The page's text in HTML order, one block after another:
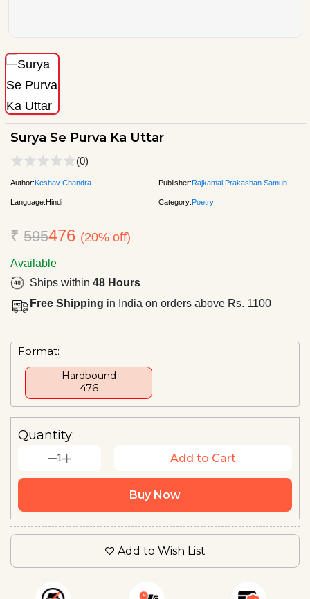
Surya Se Purva Ka Uttar
(0)
Author:Keshav Chandra Publisher:Rajkamal Prakashan Samuh
Language:Hindi Category:Poetry
₹ 595476 (20% off)
Available
Ships within 48 Hours
Free Shipping in India on orders above Rs. 1100
Format:
Hardbound
₹476
Quantity:
1 Add to Cart
Buy Now
Add to Wish List